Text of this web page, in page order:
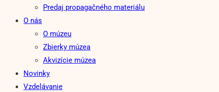
Predaj propagačného materiálu
O nás
O múzeu
Zbierky múzea
Akvizície múzea
Novinky
Vzdelávanie